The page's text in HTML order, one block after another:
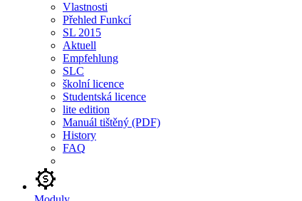
Vlastnosti
Přehled Funkcí
SL 2015
Aktuell
Empfehlung
SLC
školní licence
Studentská licence
lite edition
Manuál tištěný (PDF)
History
FAQ